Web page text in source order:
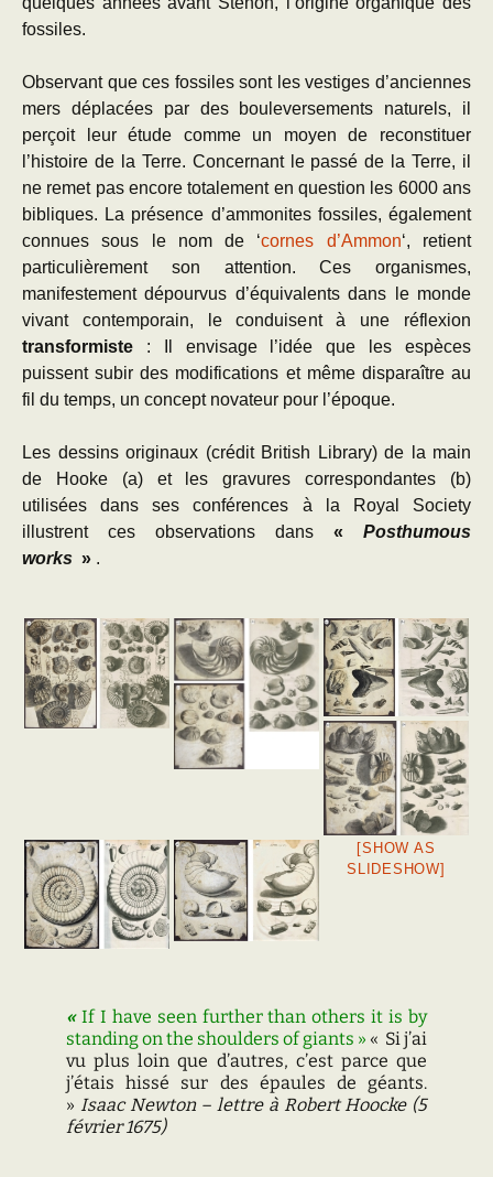
fossiles.
Observant que ces fossiles sont les vestiges d’anciennes
mers déplacées par des bouleversements naturels, il
perçoit leur étude comme un moyen de reconstituer
l’histoire de la Terre. Concernant le passé de la Terre, il
ne remet pas encore totalement en question les 6000 ans
bibliques. La présence d’ammonites fossiles, également
connues sous le nom de ‘cornes d’Ammon‘, retient
particulièrement son attention. Ces organismes,
manifestement dépourvus d’équivalents dans le monde
vivant contemporain, le conduisent à une réflexion
transformiste : Il envisage l’idée que les espèces
puissent subir des modifications et même disparaître au
fil du temps, un concept novateur pour l’époque.
Les dessins originaux (crédit British Library) de la main
de Hooke (a) et les gravures correspondantes (b)
utilisées dans ses conférences à la Royal Society
illustrent ces observations dans « Posthumous
works » .
[SHOW AS
SLIDESHOW]
« If I have seen further than others it is by
standing on the shoulders of giants » « Si j’ai
vu plus loin que d’autres, c’est parce que
j’étais hissé sur des épaules de géants.
» Isaac Newton – lettre à Robert Hoocke (5
février 1675)